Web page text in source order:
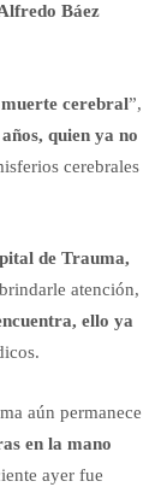
Báez
muerte cerebral”,
quien ya no
cerebrales
de Trauma,
atención,
ello ya
aún permanece
en la mano
ayer fue